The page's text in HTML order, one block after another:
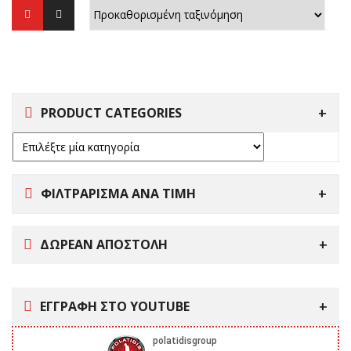
PRODUCT CATEGORIES
ΦΙΛΤΡΑΡΙΣΜΑ ΑΝΑ ΤΙΜΗ
ΔΩΡΕΑΝ ΑΠΟΣΤΟΛΗ
ΕΓΓΡΑΦΗ ΣΤΟ YOUTUBE